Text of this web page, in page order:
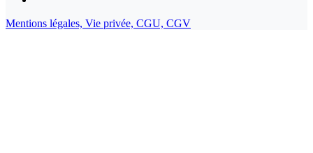
Mentions légales, Vie privée, CGU, CGV